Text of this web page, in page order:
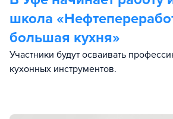
школа
большая кухня»
Участники будут осваивать
кухонных инструментов.